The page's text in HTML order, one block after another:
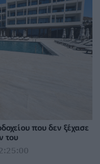
που δεν ξέχασε
του